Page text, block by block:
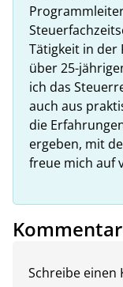
Tätigkeit in der
über 25-
ich das
auch aus
die
ergeben, mit
freue mich auf
Schreibe einen